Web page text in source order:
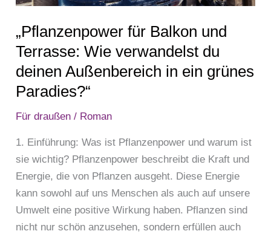
„Pflanzenpower für Balkon und
Terrasse: Wie verwandelst du
deinen Außenbereich in ein grünes
Paradies?“
Für draußen / Roman
1. Einführung: Was ist Pflanzenpower und warum ist
sie wichtig? Pflanzenpower beschreibt die Kraft und
Energie, die von Pflanzen ausgeht. Diese Energie
kann sowohl auf uns Menschen als auch auf unsere
Umwelt eine positive Wirkung haben. Pflanzen sind
nicht nur schön anzusehen, sondern erfüllen auch
Außenbereich
in
ein
grünes
Paradies?“